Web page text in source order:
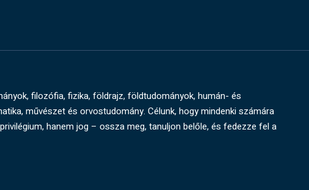
filozófia, fizika, földrajz, földtudományok, humán- és
művészet és orvostudomány. Célunk, hogy mindenki számára
hanem jog – ossza meg, tanuljon belőle, és fedezze fel a